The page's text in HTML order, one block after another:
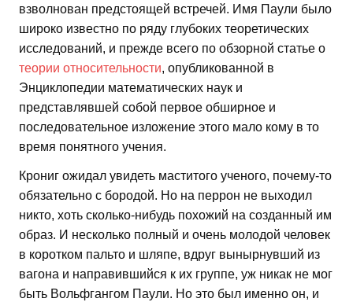
взволнован предстоящей встречей. Имя Паули было
широко известно по ряду глубоких теоретических
исследований, и прежде всего по обзорной статье о
теории относительности, опубликованной в
Энциклопедии математических наук и
представлявшей собой первое обширное и
последовательное изложение этого мало кому в то
время понятного учения.
Крониг ожидал увидеть маститого ученого, почему-то
обязательно с бородой. Но на перрон не выходил
никто, хоть сколько-нибудь похожий на созданный им
образ. И несколько полный и очень молодой человек
в коротком пальто и шляпе, вдруг вынырнувший из
вагона и направившийся к их группе, уж никак не мог
быть Вольфгангом Паули. Но это был именно он, и